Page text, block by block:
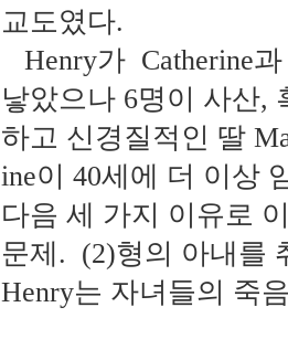
교도였다.
Henry가 Catherine
낳았으나 6명이 사산,
하고 신경질적인 딸
ine이 40세에 더 이상
다음 세 가지 이유로
문제. (2)형의 아내를
Henry는 자녀들의 죽